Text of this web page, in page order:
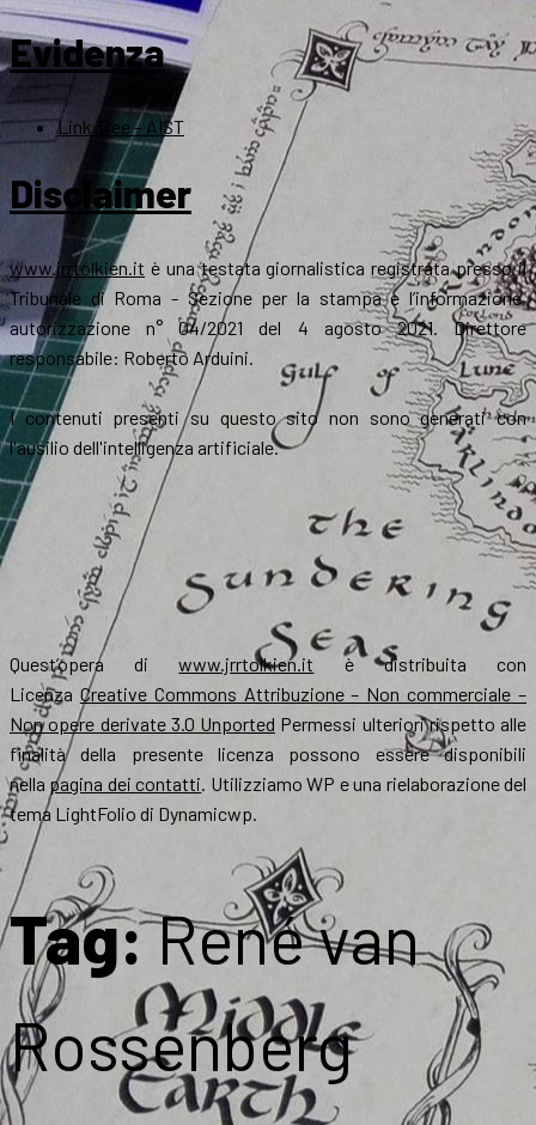
Evidenza
Link Tree – AIST
Disclaimer
www.jrrtolkien.it è una testata giornalistica registrata presso il
Tribunale di Roma - Sezione per la stampa e l’informazione,
autorizzazione n° 04/2021 del 4 agosto 2021. Direttore
responsabile: Roberto Arduini.
I contenuti presenti su questo sito non sono generati con
l'ausilio dell'intelligenza artificiale.
Quest’opera diwww.jrrtolkien.it è distribuita con
Licenza Creative Commons Attribuzione – Non commerciale –
Non opere derivate 3.0 Unported Permessi ulteriori rispetto alle
finalità della presente licenza possono essere disponibili
nella pagina dei contatti. Utilizziamo WP e una rielaborazione del
tema LightFolio di Dynamicwp.
Tag:René van
Rossenberg